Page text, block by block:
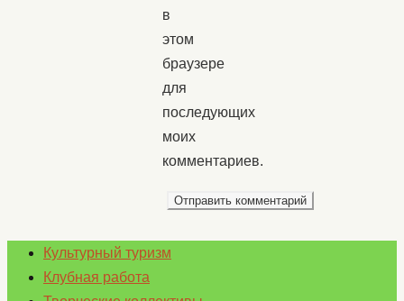
в
этом
браузере
для
последующих
моих
комментариев.
Культурный туризм
Клубная работа